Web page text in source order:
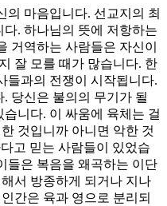
의 마음입니다. 선교지의 최
. 하나님의 뜻에 저항하는
거역하는 사람들은 자신이
잘 모를 때가 많습니다. 한
들과의 전쟁이 시작됩니다.
당신은 불의의 무기가 될
니다. 이 싸움에 육체는 걸
것입니까 아니면 악한 것
고 믿는 사람들이 있었습
들은 복음을 왜곡하는 이단
서 방종하게 되거나 지나
간은 육과 영으로 분리되